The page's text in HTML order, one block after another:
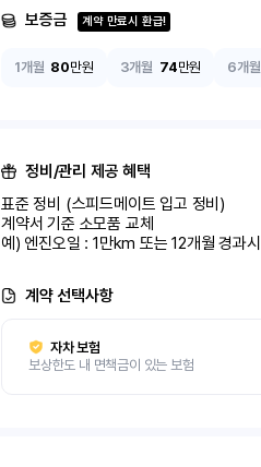
보증금 계약 만료시 환급!
1개월 80만원 3개월 74만원 6개월
정비/관리 제공 혜택
표준 정비 (스피드메이트 입고 정비)
계약서 기준 소모품 교체
예) 엔진오일 : 1만km 또는 12개월 경과시
계약 선택사항
자차 보험
보상한도 내 면책금이 있는 보험